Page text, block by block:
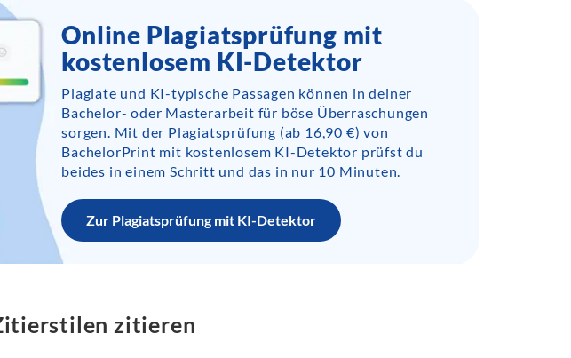
Online Plagiatsprüfung mit
kostenlosem KI-Detektor
Plagiate und KI-typische Passagen können in deiner
Bachelor- oder Masterarbeit für böse Überraschungen
sorgen. Mit der Plagiatsprüfung (ab 16,90 €) von
BachelorPrint mit kostenlosem KI-Detektor prüfst du
beides in einem Schritt und das in nur 10 Minuten.
Zur Plagiatsprüfung mit KI-Detektor
zitieren